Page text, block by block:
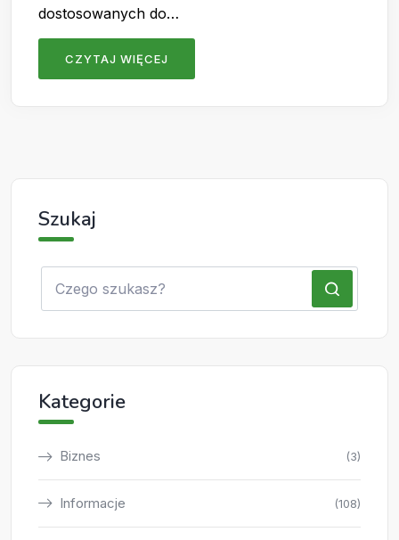
dostosowanych do…
CZYTAJ WIĘCEJ
Szukaj
Kategorie
Biznes (3)
Informacje (108)